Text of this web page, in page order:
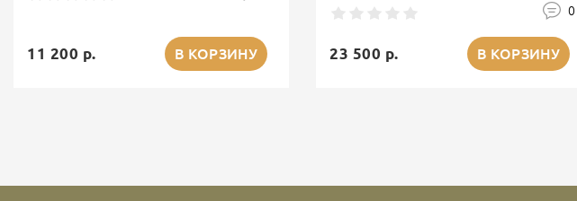
11 200 р. В КОРЗИНУ
0
23 500 р. В КОРЗИНУ